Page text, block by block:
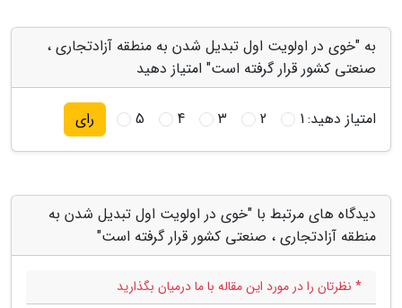
به "خوی در اولویت اول تبدیل شدن به منطقه آزادتجاری ،
صنعتی کشور قرار گرفته است" امتیاز دهید
امتیاز دهید:1
2
3
4
5 رای
دیدگاه های مرتبط با "خوی در اولویت اول تبدیل شدن به
منطقه آزادتجاری ، صنعتی کشور قرار گرفته است"
* نظرتان را در مورد این مقاله با ما درمیان بگذارید